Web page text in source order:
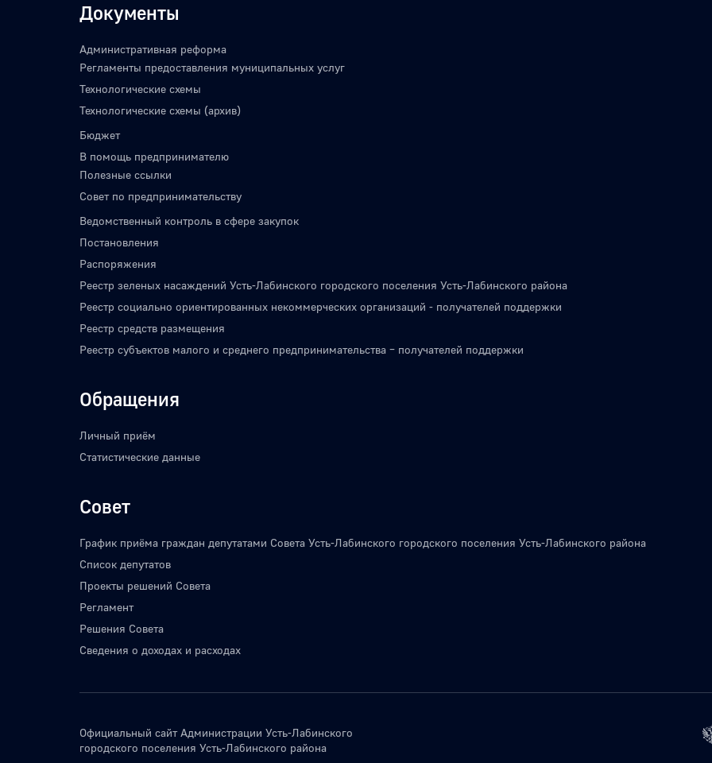
Документы
Административная реформа
Регламенты предоставления муниципальных услуг
Технологические схемы
Технологические схемы (архив)
Бюджет
В помощь предпринимателю
Полезные ссылки
Совет по предпринимательству
Ведомственный контроль в сфере закупок
Постановления
Распоряжения
Реестр зеленых насаждений Усть-Лабинского городского поселения Усть-Лабинского района
Реестр социально ориентированных некоммерческих организаций - получателей поддержки
Реестр средств размещения
Реестр субъектов малого и среднего предпринимательства – получателей поддержки
Обращения
Личный приём
Статистические данные
Совет
График приёма граждан депутатами Совета Усть-Лабинского городского поселения Усть-Лабинского района
Список депутатов
Проекты решений Совета
Регламент
Решения Совета
Сведения о доходах и расходах
Официальный сайт Администрации Усть-Лабинского
городского поселения Усть-Лабинского района